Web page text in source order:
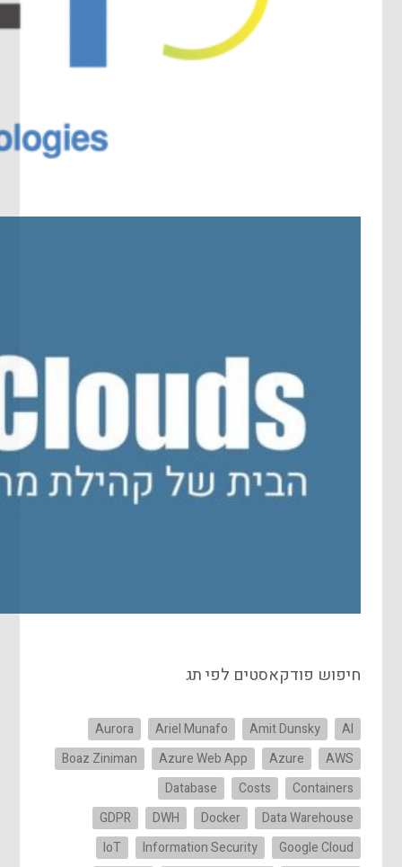
חיפוש פודקאסטים לפי תג
AI
Amit Dunsky
Ariel Munafo
Aurora
AWS
Azure
Azure Web App
Boaz Ziniman
Containers
Costs
Database
Data Warehouse
Docker
DWH
GDPR
Google Cloud
Information Security
IoT